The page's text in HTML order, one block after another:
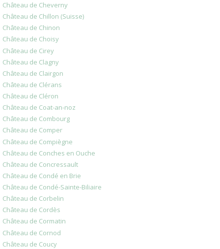
Château de Cheverny
Château de Chillon (Suisse)
Château de Chinon
Château de Choisy
Château de Cirey
Château de Clagny
Château de Clairgon
Château de Clérans
Château de Cléron
Château de Coat-an-noz
Château de Combourg
Château de Comper
Château de Compiègne
Château de Conches en Ouche
Château de Concressault
Château de Condé en Brie
Château de Condé-Sainte-Biliaire
Château de Corbelin
Château de Cordès
Château de Cormatin
Château de Cornod
Château de Coucy